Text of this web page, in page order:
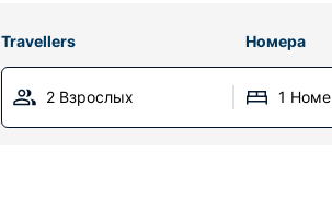
Travellers Номера
2 Взрослых 1